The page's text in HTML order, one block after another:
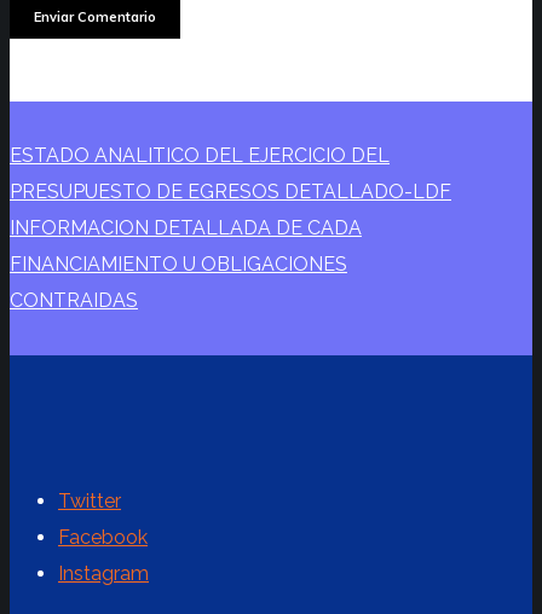
ESTADO ANALITICO DEL EJERCICIO DEL
PRESUPUESTO DE EGRESOS DETALLADO-LDF
INFORMACION DETALLADA DE CADA
FINANCIAMIENTO U OBLIGACIONES
CONTRAIDAS
Twitter
Facebook
Instagram